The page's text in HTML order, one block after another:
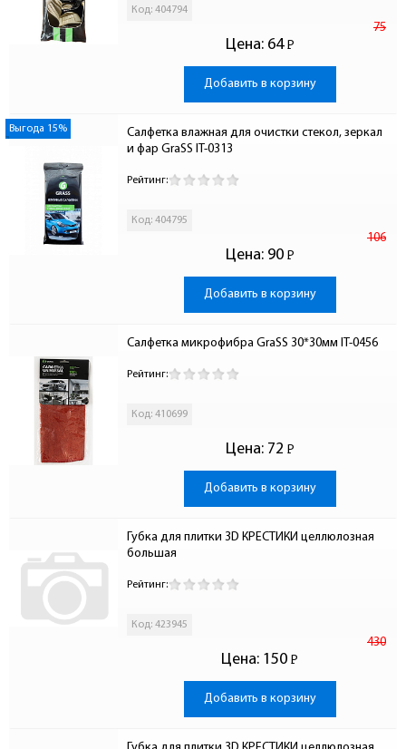
Код: 404794
Цена:
75
64 Р
-
Добавить в корзину
Выгода 15%
Салфетка влажная для очистки стекол, зеркал
и фар GraSS IT-0313
Рейтинг:
Код: 404795
Цена:
106
90 Р
-
Добавить в корзину
Салфетка микрофибра GraSS 30*30мм IT-0456
Рейтинг:
Код: 410699
Цена: 72 Р
-
Добавить в корзину
Губка для плитки 3D КРЕСТИКИ целлюлозная
большая
Рейтинг:
Код: 423945
Цена:
430
150 Р
-
Добавить в корзину